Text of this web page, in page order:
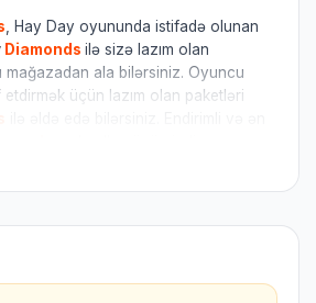
, Hay Day oyununda istifadə olunan
Diamonds ilə sizə lazım olan
mağazadan ala bilərsiniz. Oyuncu
etdirmək üçün lazım olan paketləri
oyundan həzz alın.
almaq üçün ən etibarlı ünvanınız
Hesaba daxil olaraq necə vurulur?